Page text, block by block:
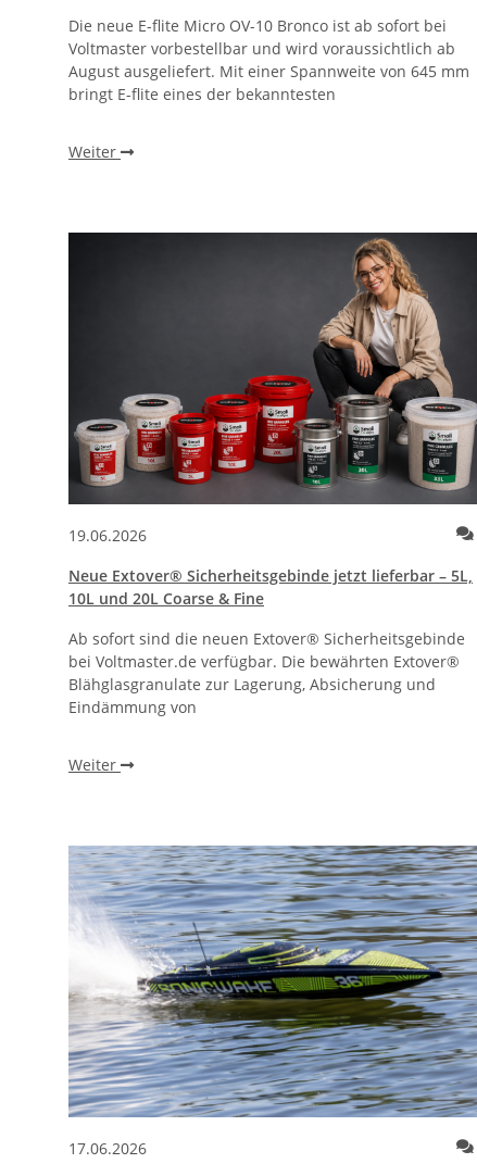
Die neue E-flite Micro OV-10 Bronco ist ab sofort bei
Voltmaster vorbestellbar und wird voraussichtlich ab
August ausgeliefert. Mit einer Spannweite von 645 mm
bringt E-flite eines der bekanntesten
Weiter
19.06.2026
Neue Extover® Sicherheitsgebinde jetzt lieferbar – 5L,
10L und 20L Coarse & Fine
Ab sofort sind die neuen Extover® Sicherheitsgebinde
bei Voltmaster.de verfügbar. Die bewährten Extover®
Blähglasgranulate zur Lagerung, Absicherung und
Eindämmung von
Weiter
17.06.2026